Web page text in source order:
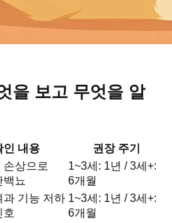
을 보고 무엇을 알
인 내용
권장 주기
손상으로
백뇨
1~3세: 1년 / 3세+:
6개월
과 기능 저하
호
1~3세: 1년 / 3세+:
6개월